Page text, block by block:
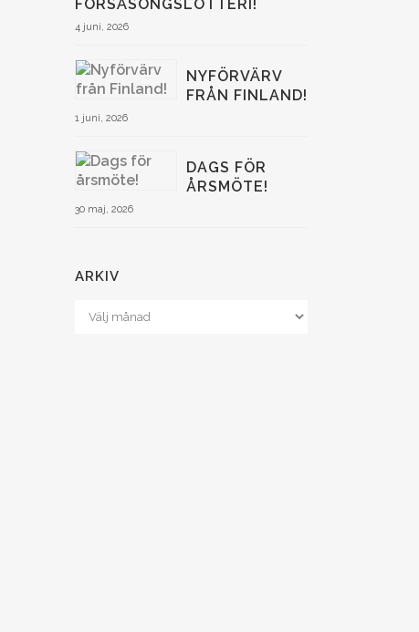
FÖRSÄSONGSLOTTERI!
4 juni, 2026
NYFÖRVÄRV
FRÅN FINLAND!
1 juni, 2026
DAGS FÖR
ÅRSMÖTE!
30 maj, 2026
ARKIV
Arkiv